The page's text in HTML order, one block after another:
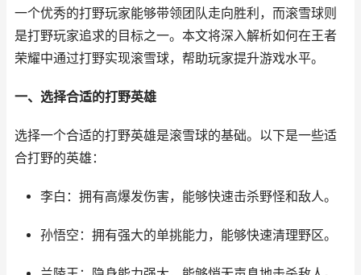
一个优秀的打野玩家能够带领团队走向胜利，而滚雪球则
是打野玩家追求的目标之一。本文将深入解析如何在王者
荣耀中通过打野实现滚雪球，帮助玩家提升游戏水平。
一、选择合适的打野英雄
选择一个合适的打野英雄是滚雪球的基础。以下是一些适
合打野的英雄：
李白：拥有高爆发伤害，能够快速击杀野怪和敌人。
孙悟空：拥有强大的单挑能力，能够快速清理野区。